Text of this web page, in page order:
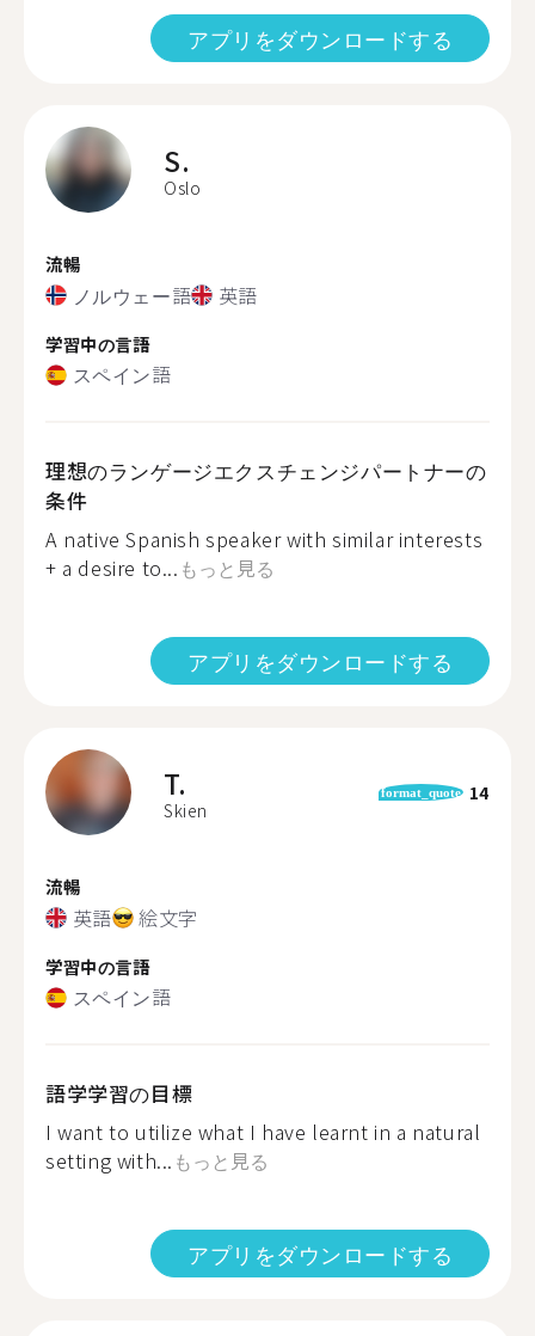
アプリをダウンロードする
S.
Oslo
流暢
ノルウェー語 英語
学習中の言語
スペイン語
理想のランゲージエクスチェンジパートナーの
条件
A native Spanish speaker with similar interests
+ a desire to... もっと見る
アプリをダウンロードする
T.
Skien
format_quote 14
流暢
英語 絵文字
学習中の言語
スペイン語
語学学習の目標
I want to utilize what I have learnt in a natural
setting with... もっと見る
アプリをダウンロードする